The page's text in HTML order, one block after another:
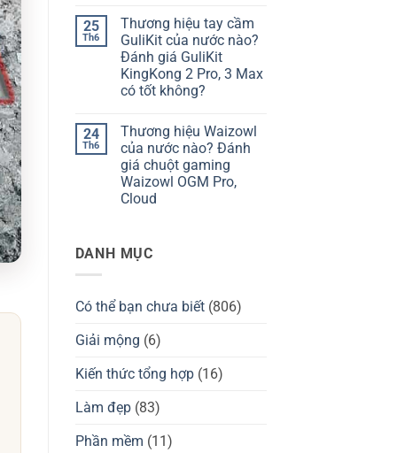
không?
nước
nào?
Đánh
giá
Kzzi
K75
có
tốt
bình
luận
ở
Thương
hiệu
Darmoshark
của
Đánh
giá
chuột
Darmoshark
có
tốt
không?
25
Th6
Thương hiệu tay cầm
GuliKit của nước nào?
Đánh giá GuliKit
KingKong 2 Pro, 3 Max
có tốt không?
bình
luận
ở
Thương
hiệu
tay
cầm
nào?
Đánh
2
Pro,
Max
có
không?
24
Th6
Thương hiệu Waizowl
của nước nào? Đánh
giá chuột gaming
Waizowl OGM Pro,
Cloud
luận
ở
của
Đánh
gaming
OGM
Pro,
DANH MỤC
Có thể bạn chưa biết(806)
Giải mộng (6)
Kiến thức tổng hợp(16)
Làm đẹp(83)
Phần mềm (11)